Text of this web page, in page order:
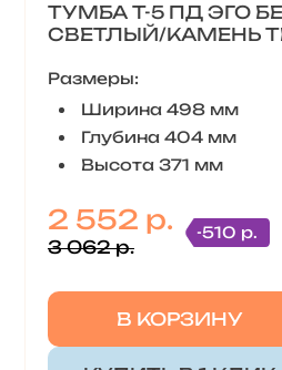
ТУМБА Т-5 ПД ЭГО
СВЕТЛЫЙ/КАМЕНЬ
Размеры:
Ширина 498 мм
Глубина 404 мм
Высота 371 мм
2 552 р.
3 062 р.
-510 р.
В КОРЗИНУ